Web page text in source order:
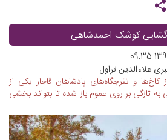
کوشک احمدشاهی
علاءالدین تراول
کاخ‌ها و تفرجگاه‌های پادشاهان قاجار یکی از
تازگی بر روی عموم باز شده تا بتواند بخشی